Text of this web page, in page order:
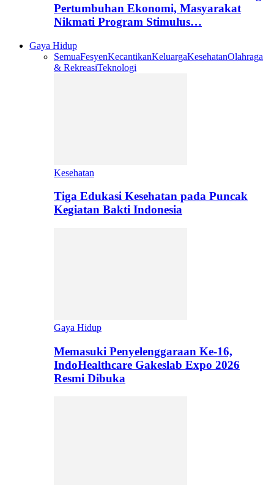
Pertumbuhan Ekonomi, Masyarakat
Nikmati Program Stimulus…
Gaya Hidup
SemuaFesyenKecantikanKeluargaKesehatanOlahraga
& RekreasiTeknologi
Kesehatan
Tiga Edukasi Kesehatan pada Puncak
Kegiatan Bakti Indonesia
Gaya Hidup
Memasuki Penyelenggaraan Ke-16,
IndoHealthcare Gakeslab Expo 2026
Resmi Dibuka